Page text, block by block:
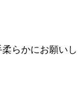
らかにお願いし